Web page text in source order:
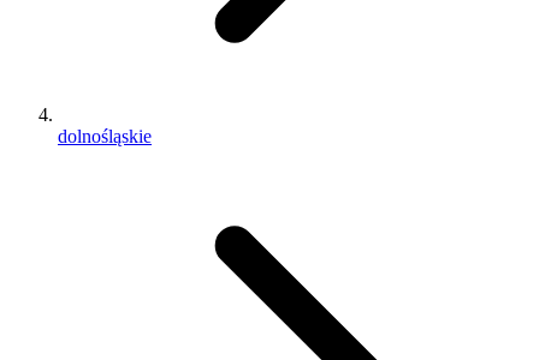
dolnośląskie